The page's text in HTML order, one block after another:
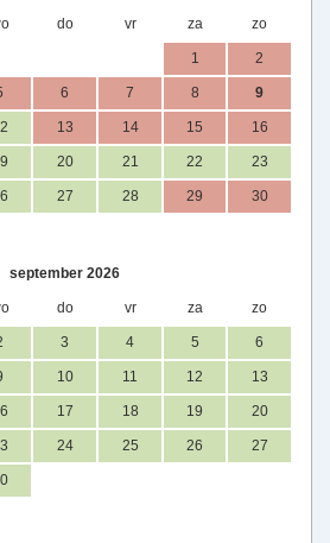
do vr za zo
1 2
6 7 8 9
13 14 15 16
20 21 22 23
27 28 29 30
september 2026
do vr za zo
3 4 5 6
10 11 12 13
17 18 19 20
24 25 26 27